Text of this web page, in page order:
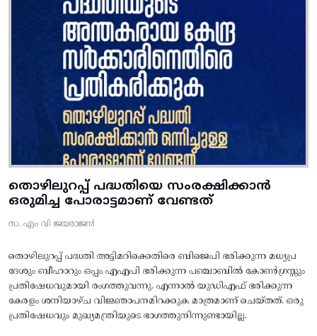
തൊഴിലുറപ്പ് പദ്ധതിയെ സംരക്ഷിക്കാൻ
ഒരുമിച്ച പോരാട്ടമാണ് വേണ്ടത്
സ. എം വി ജയരാജൻ
തൊഴിലുറപ്പ് പദ്ധതി അട്ടിമറിക്കെതിരെ ബിജെപി ഭരിക്കുന്ന മധ്യപ്ര
ദേശും ബീഹാറും ഒപ്പം എഎപി ഭരിക്കുന്ന പഞ്ചാബിൽ കോൺഗ്രസ്സും
പ്രതിഷേധവുമായി രംഗത്തുവന്നു. എന്നാൽ യുഡിഎഫ് ഭരിക്കുന്ന
കേരളം ശനിയാഴ്ച വിജ്ഞാപനമിറക്കുക മാത്രമാണ് ചെയ്തത്. ഒരു
പ്രതിഷേധവും മുഖ്യമന്ത്രിയുടെ ഭാഗത്തുനിന്നുണ്ടായില്ല.